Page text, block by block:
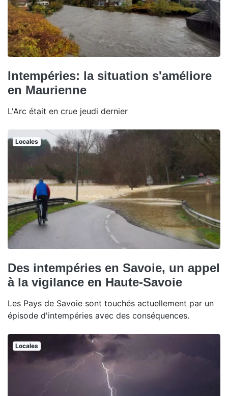
Intempéries: la situation s'améliore
en Maurienne
L'Arc était en crue jeudi dernier
Locales
Des intempéries en Savoie, un appel
à la vigilance en Haute-Savoie
Les Pays de Savoie sont touchés actuellement par un
épisode d'intempéries avec des conséquences.
Locales